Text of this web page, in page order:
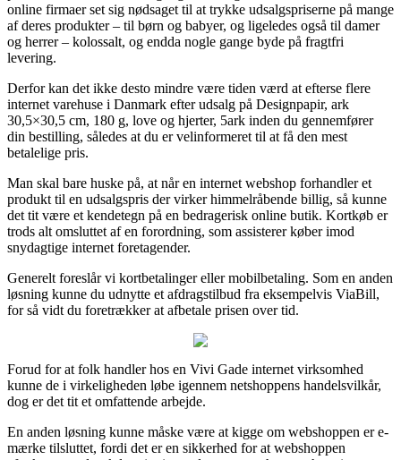
online firmaer set sig nødsaget til at trykke udsalgspriserne på mange
af deres produkter – til børn og babyer, og ligeledes også til damer
og herrer – kolossalt, og endda nogle gange byde på fragtfri
levering.
Derfor kan det ikke desto mindre være tiden værd at efterse flere
internet varehuse i Danmark efter udsalg på Designpapir, ark
30,5×30,5 cm, 180 g, love og hjerter, 5ark inden du gennemfører
din bestilling, således at du er velinformeret til at få den mest
betalelige pris.
Man skal bare huske på, at når en internet webshop forhandler et
produkt til en udsalgspris der virker himmelråbende billig, så kunne
det tit være et kendetegn på en bedragerisk online butik. Kortkøb er
trods alt omsluttet af en forordning, som assisterer køber imod
snydagtige internet foretagender.
Generelt foreslår vi kortbetalinger eller mobilbetaling. Som en anden
løsning kunne du udnytte et afdragstilbud fra eksempelvis ViaBill,
for så vidt du foretrækker at afbetale prisen over tid.
Forud for at folk handler hos en Vivi Gade internet virksomhed
kunne de i virkeligheden løbe igennem netshoppens handelsvilkår,
dog er det tit et omfattende arbejde.
En anden løsning kunne måske være at kigge om webshoppen er e-
mærke tilsluttet, fordi det er en sikkerhed for at webshoppen